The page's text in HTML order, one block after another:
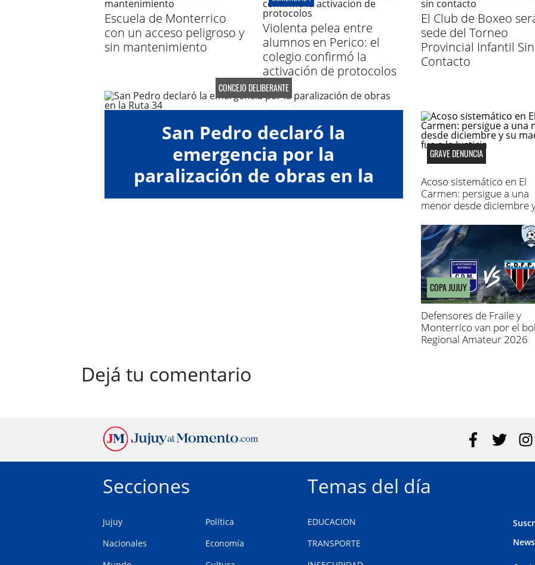
Escuela de Monterrico
con un acceso peligroso y
sin mantenimiento
Violenta pelea entre
alumnos en Perico: el
colegio confirmó la
activación de protocolos
El Club de Boxeo
sede del Torneo
Provincial Infantil Sin
Contacto
CONCEJO DELIBERANTE
San Pedro declaró la
emergencia por la
paralización de obras en la
Ruta 34
GRAVE DENUNCIA
Acoso sistemático en El
Carmen: persigue a una
menor desde diciembre
COPA JUJUY
Defensores de Fraile y
Monterrico van por el
Regional Amateur 2026
Dejá tu comentario
Secciones
Jujuy
Nacionales
Política
Economía
Temas del día
EDUCACION
TRANSPORTE